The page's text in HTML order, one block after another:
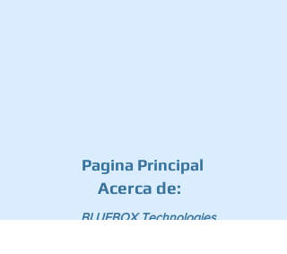
Acerca de:
Pagina Principal
BLUEBOX Technologies